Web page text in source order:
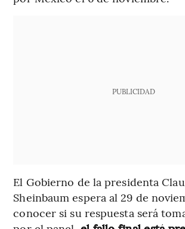
PUBLICIDAD
El Gobierno de la presidenta
Sheinbaum espera al 29 de
conocer si su respuesta será